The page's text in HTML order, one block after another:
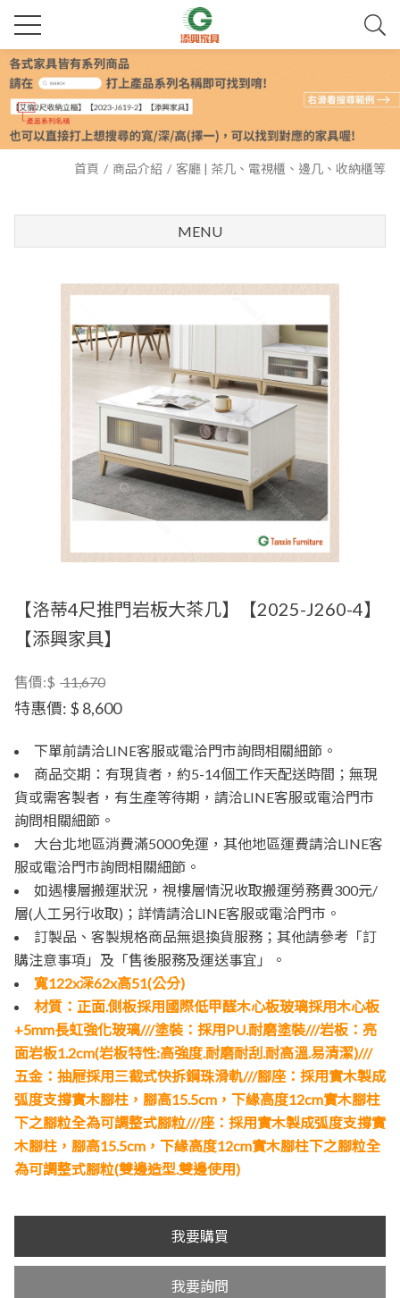
首頁 商品介紹 客廳 | 茶几、電視櫃、邊几、收納櫃等
MENU
【洛蒂4尺推門岩板大茶几】【2025-J260-4】
【添興家具】
售價:$ 11,670
特惠價: $ 8,600
下單前請洽LINE客服或電洽門市詢問相關細節。
商品交期：有現貨者，約5-14個工作天配送時間；無現
貨或需客製者，有生產等待期，請洽LINE客服或電洽門市
詢問相關細節。
大台北地區消費滿5000免運，其他地區運費請洽LINE客
服或電洽門市詢問相關細節。
如遇樓層搬運狀況，視樓層情況收取搬運勞務費300元/
層(人工另行收取)；詳情請洽LINE客服或電洽門市。
訂製品、客製規格商品無退換貨服務；其他請參考「訂
購注意事項」及「售後服務及運送事宜」。
寬122x深62x高51(公分)
材質：正面.側板採用國際低甲醛木心板玻璃採用木心板
+5mm長虹強化玻璃///塗裝：採用PU.耐磨塗裝///岩板：亮
面岩板1.2cm(岩板特性:高強度.耐磨耐刮.耐高溫.易清潔)///
五金：抽屜採用三截式快拆鋼珠滑軌///腳座：採用實木製成
弧度支撐實木腳柱，腳高15.5cm，下緣高度12cm實木腳柱
下之腳粒全為可調整式腳粒///座：採用實木製成弧度支撐實
木腳柱，腳高15.5cm，下緣高度12cm實木腳柱下之腳粒全
為可調整式腳粒(雙邊造型.雙邊使用)
我要購買
我要詢問